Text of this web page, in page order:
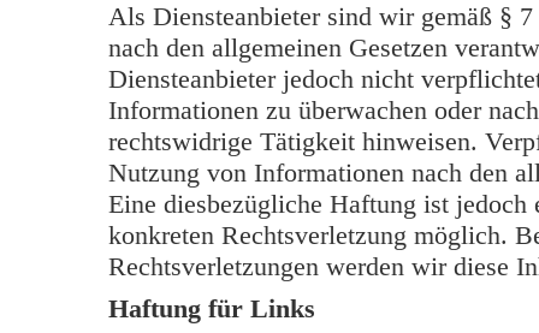
Als Diensteanbieter sind wir gemäß §
nach den allgemeinen Gesetzen
Diensteanbieter jedoch nicht
Informationen zu überwachen oder
rechtswidrige Tätigkeit hinweisen.
Nutzung von Informationen nach den
Eine diesbezügliche Haftung ist
konkreten Rechtsverletzung möglich.
Rechtsverletzungen werden wir diese
Haftung für Links